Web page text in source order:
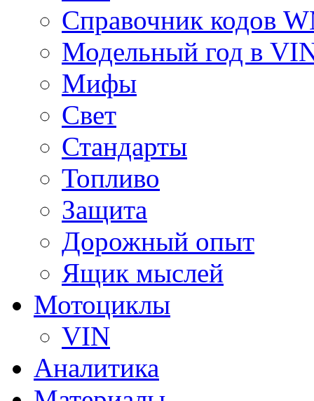
Справочник кодов
Модельный год в
Мифы
Свет
Стандарты
Топливо
Защита
Дорожный опыт
Ящик мыслей
Мотоциклы
VIN
Аналитика